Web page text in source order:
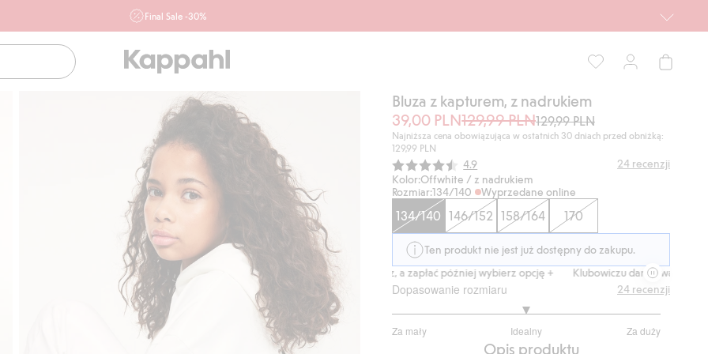
Final Sale -30%
ofertę, również z działu outlet do 10.8 w sklepach Kappahl i
Newbie oraz na kappahl.com. Ofert nie łączymy
Mężczyzna
Dziecko
Newbie
Bluza z kapturem, z nadrukiem
39,00 PLN129,99 PLN129,99 PLN
Najniższa cena obowiązująca w ostatnich 30 dniach przed obniżką:
129,99 PLN
Średnia ocena:
4.9 24 recenzji
Kolor:Offwhite / z nadrukiem
Rozmiar:134/140 Wyprzedane online
134/140 146/152 158/164 170
Ten produkt nie jest już dostępny do zakupu.
Klubowiczu darmowa dostawa od 150 zł
Kup teraz, a zapłać później wybierz opcję + Klubowiczu darmowa dostawa od
Dopasowanie rozmiaru
Za mały Idealny Za duży
na
24 recenzji
Opis produktu